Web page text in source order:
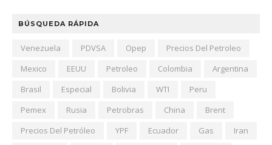
BÚSQUEDA RÁPIDA
Venezuela PDVSA Opep
Precios Del Petroleo
Mexico
EEUU Petroleo Colombia
Argentina
Brasil
Especial Bolivia WTI
Peru
Pemex
Rusia Petrobras China
Brent
Precios Del Petróleo
YPF Ecuador Gas
Iran